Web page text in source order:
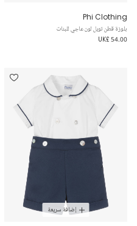
Phi Clothing
بلوزة قطن تويل لون عاجي للبنات
UK£ 54.00
إضافة سريعة